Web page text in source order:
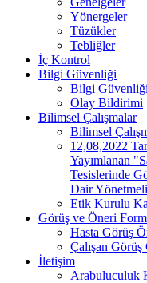
Yönergeler
Tüzükler
Tebliğler
İç Kontrol
Bilgi Güvenliği
Bilgi
Olay Bildirimi
Bilimsel Çalışmalar
Bilimsel
12,08,2022
Yayımlanan
Tesislerinde
Dair
Etik Kurulu
Görüş ve Öneri
Hasta Görüş
Çalışan
İletişim
Arabuluculuk